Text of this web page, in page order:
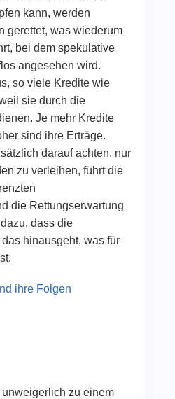
kann, werden
gerettet, was wiederum
bei dem spekulative
angesehen wird.
so viele Kredite wie
sie durch die
Je mehr Kredite
sind ihre Erträge.
darauf achten, nur
zu verleihen, führt die
die Rettungserwartung
dass die
hinausgeht, was für
ihre Folgen
zu einem